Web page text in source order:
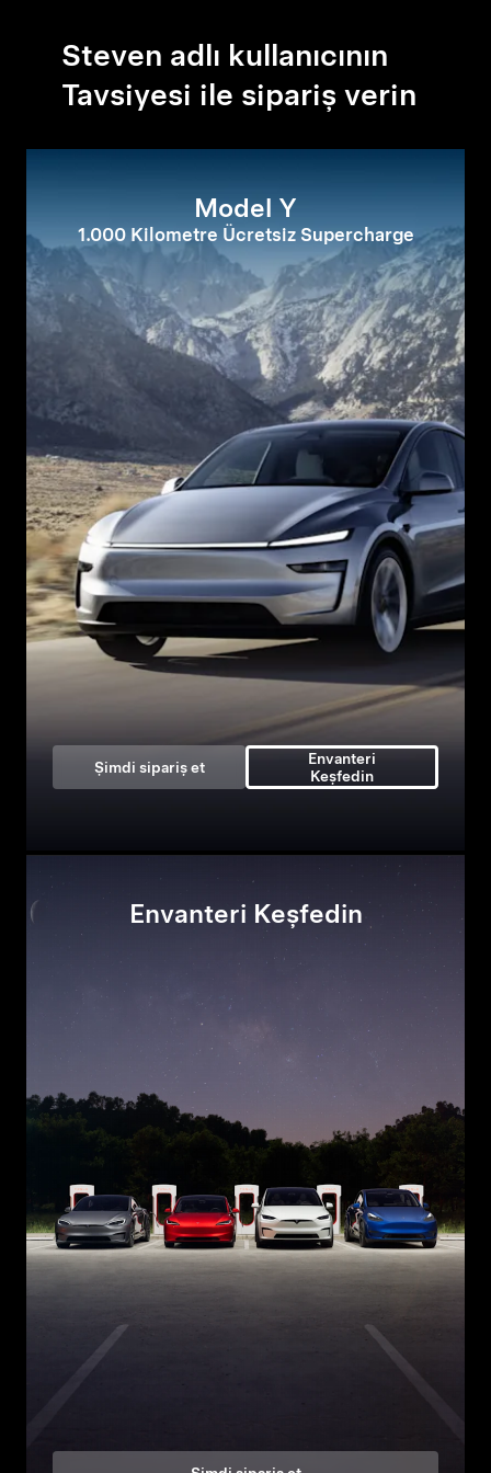
Steven adlı kullanıcının
Tavsiyesi ile sipariş verin
Model Y
1.000 Kilometre Ücretsiz Supercharge
Şimdi sipariş et
Envanteri
Keşfedin
Envanteri Keşfedin